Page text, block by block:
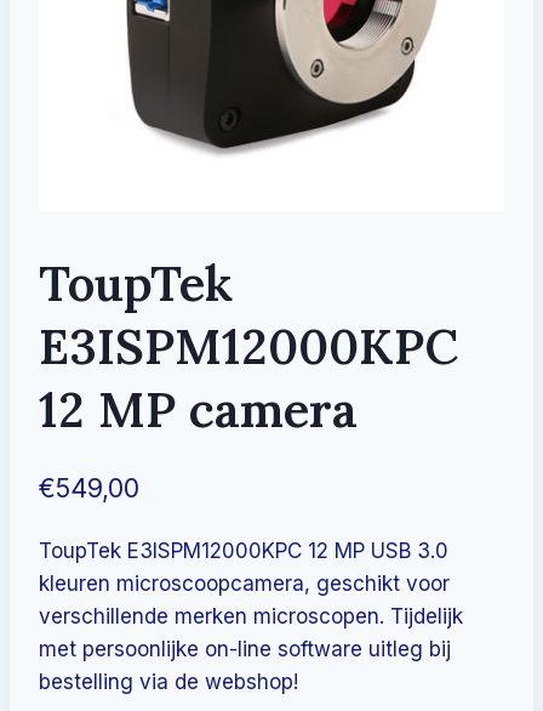
ToupTek
E3ISPM12000KPC
12 MP camera
€549,00
ToupTek E3ISPM12000KPC 12 MP USB 3.0
kleuren microscoopcamera, geschikt voor
verschillende merken microscopen. Tijdelijk
met persoonlijke on-line software uitleg bij
bestelling via de webshop!